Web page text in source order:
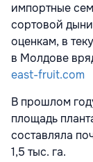
импортные
сортовой
оценкам, в
в Молдове
east-fruit.com
В прошлом
площадь
составляла
1,5 тыс. га.